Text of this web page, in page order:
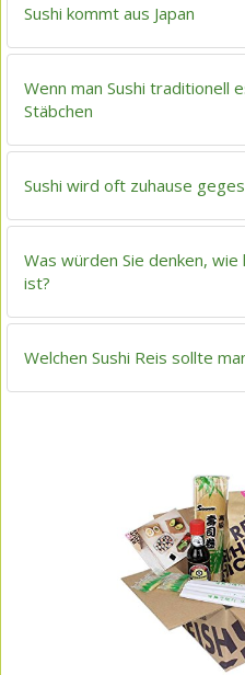
Sushi kommt aus Japan
Wenn man Sushi traditionell
Stäbchen
Sushi wird oft zuhause
Was würden Sie denken,
ist?
Welchen Sushi Reis sollte